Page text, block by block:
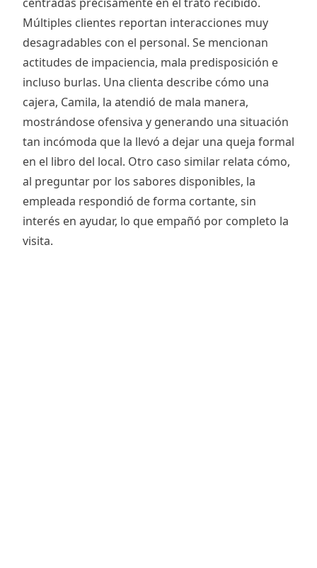
Múltiples clientes reportan interacciones muy
desagradables con el personal. Se mencionan
actitudes de impaciencia, mala predisposición e
incluso burlas. Una clienta describe cómo una
cajera, Camila, la atendió de mala manera,
mostrándose ofensiva y generando una situación
tan incómoda que la llevó a dejar una queja formal
en el libro del local. Otro caso similar relata cómo,
al preguntar por los sabores disponibles, la
empleada respondió de forma cortante, sin
interés en ayudar, lo que empañó por completo la
visita.